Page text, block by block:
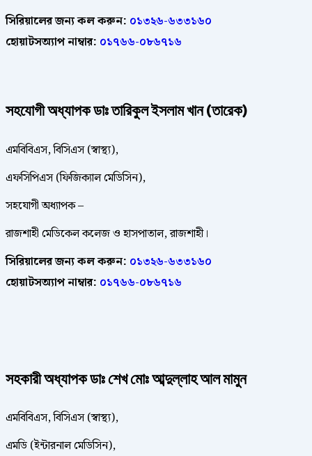
সিরিয়ালের জন্য কল করুন: ০১৩২৬-৬৩৩১৬০
হোয়াটসঅ্যাপ নাম্বার: ০১৭৬৬-০৮৬৭১৬
সহযোগী অধ্যাপক ডাঃ তারিকুল ইসলাম খান (তারেক)
এমবিবিএস, বিসিএস (স্বাস্থ্য),
এফসিপিএস (ফিজিক্যাল মেডিসিন),
সহযোগী অধ্যাপক –
রাজশাহী মেডিকেল কলেজ ও হাসপাতাল, রাজশাহী।
সিরিয়ালের জন্য কল করুন: ০১৩২৬-৬৩৩১৬০
হোয়াটসঅ্যাপ নাম্বার: ০১৭৬৬-০৮৬৭১৬
সহকারী অধ্যাপক ডাঃ শেখ মোঃ আব্দুল্লাহ আল মামুন
এমবিবিএস, বিসিএস (স্বাস্থ্য),
এমডি (ইন্টারনাল মেডিসিন),